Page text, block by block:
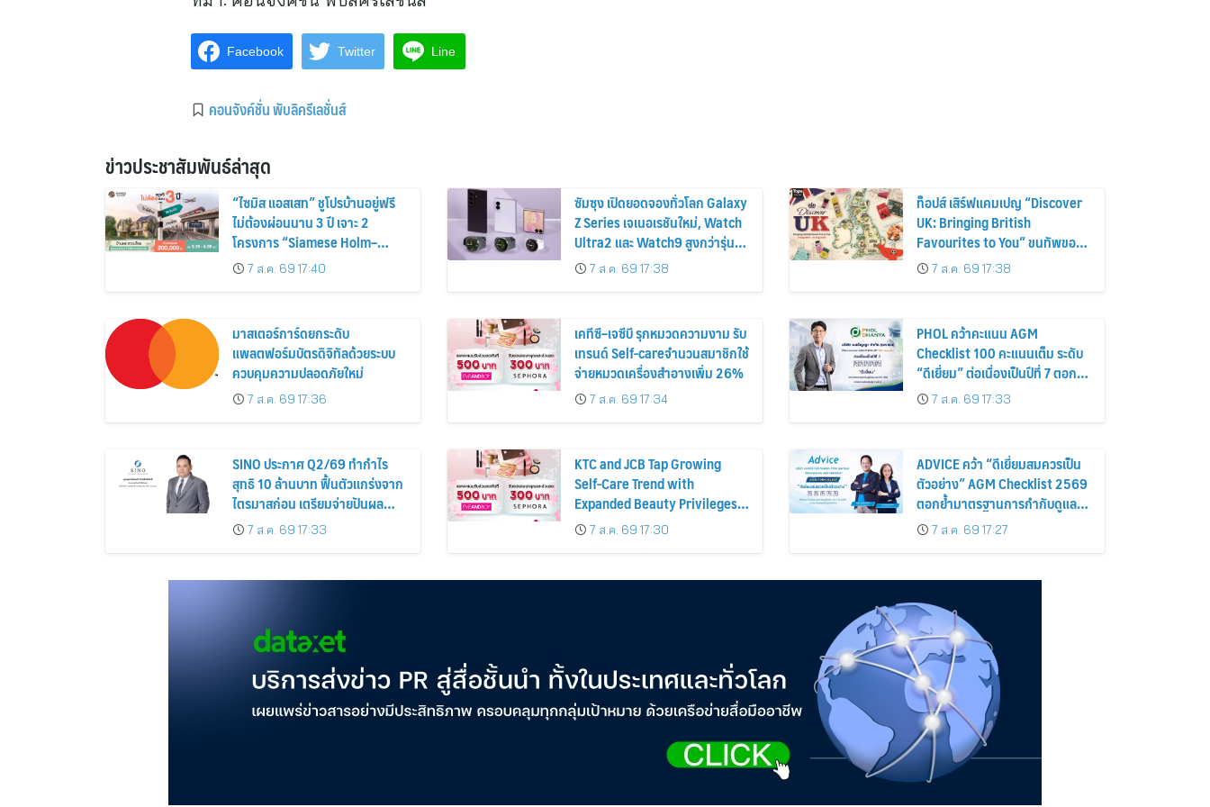
Facebook Twitter Line
คอนจังค์ชั่น พับลิครีเลชั่นส์
ข่าวประชาสัมพันธ์ล่าสุด
“ไซมิส แอสเสท” ชูโปรบ้านอยู่ฟรี
ไม่ต้องผ่อนนาน 3 ปี เจาะ 2
โครงการ “Siamese Holm–
Siamese Blossom” พร้อม
ส่วนลดและสิทธิพิเศษถึง 31
7 ส.ค. 69 17:40
ซัมซุง เปิดยอดจองทั่วโลก Galaxy
Z Series เจเนอเรชันใหม่, Watch
Ultra2 และ Watch9 สูงกว่ารุ่น
ก่อนหน้ากว่า 30%
7 ส.ค. 69 17:38
ท็อปส์ เสิร์ฟแคมเปญ “Discover
UK: Bringing British
Favourites to You” ขนทัพของ
อร่อยและไอเท็มฮิตจากสหราช
อาณาจักร ส่งตรงถึงมือตั้งแต่วัน
7 ส.ค. 69 17:38
มาสเตอร์การ์ดยกระดับ
แพลตฟอร์มบัตรดิจิทัลด้วยระบบ
ควบคุมความปลอดภัยใหม่
7 ส.ค. 69 17:36
เคทีซี–เจซีบี รุกหมวดความงาม รับ
เทรนด์ Self-careจำนวนสมาชิกใช้
จ่ายหมวดเครื่องสำอางเพิ่ม 26%
7 ส.ค. 69 17:34
PHOL คว้าคะแนน AGM
Checklist 100 คะแนนเต็ม ระดับ
“ดีเยี่ยม” ต่อเนื่องเป็นปีที่ 7 ตอกย้ำ
การดำเนินธุรกิจตามหลักธรรมาภิ
บาล โปร่งใส สร้างความเชื่อมั่นผู้
7 ส.ค. 69 17:33
SINO ประกาศ Q2/69 ทำกำไร
สุทธิ 10 ล้านบาท ฟื้นตัวแกร่งจาก
ไตรมาสก่อน เตรียมจ่ายปันผล
ระหว่างกาล 0.014423 บาทต่อหุ้น
ครึ่งปีหลังมุ่งเติบโตต่อเนื่อง
7 ส.ค. 69 17:33
KTC and JCB Tap Growing
Self-Care Trend with
Expanded Beauty Privileges
Number of KTC JCB
Cardmembers Spending on
7 ส.ค. 69 17:30
ADVICE คว้า “ดีเยี่ยมสมควรเป็น
ตัวอย่าง” AGM Checklist 2569
ตอกย้ำมาตรฐานการกำกับดูแล
กิจการที่ดี
7 ส.ค. 69 17:27